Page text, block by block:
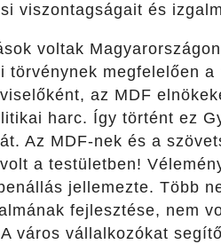
viszontagságait és
voltak
törvénynek megfelelően
az MDF
harc. Így történt ez
Az MDF-nek és a
a testületben!
jellemezte. Több
fejlesztése, nem
város vállalkozókat